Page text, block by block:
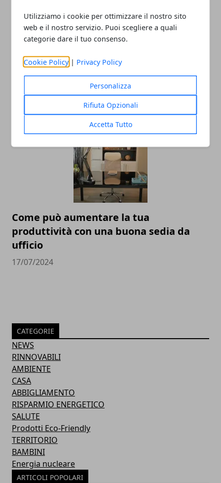
Utilizziamo i cookie per ottimizzare il nostro sito
web e il nostro servizio. Puoi scegliere a quali
categorie dare il tuo consenso.
Cookie Policy | Privacy Policy
Personalizza
Rifiuta Opzionali
Accetta Tutto
Come raggiungere la sostenibilità
aziendale: gli step da non sottovalutare
Come può aumentare la tua
produttività con una buona sedia da
ufficio
17/07/2024
CATEGORIE
NEWS
RINNOVABILI
AMBIENTE
CASA
ABBIGLIAMENTO
RISPARMIO ENERGETICO
SALUTE
Prodotti Eco-Friendly
TERRITORIO
BAMBINI
Energia nucleare
ARTICOLI POPOLARI